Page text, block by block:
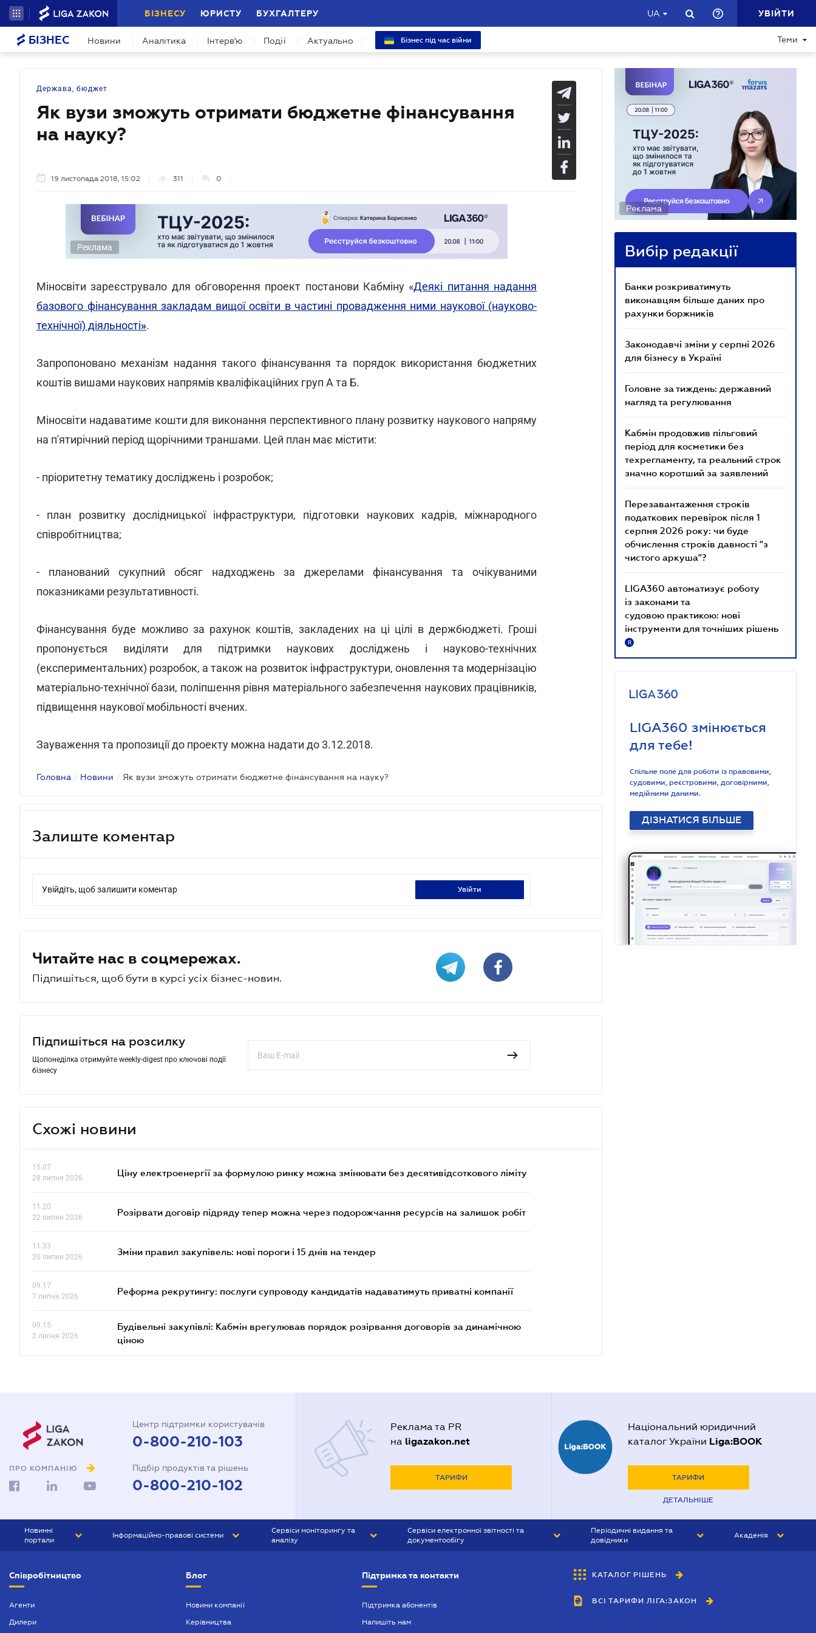
БІЗНЕСУ ЮРИСТУ БУХГАЛТЕРУ UA УВІЙТИ
БІЗНЕС Новини Аналітика Інтерв'ю Події Актуально Бізнес під час війни Теми
Держава, бюджет
Як вузи зможуть отримати бюджетне фінансування
на науку?
19 листопада 2018, 15:02 311 0
Реклама
Міносвіти зареєструвало для обговорення проект постанови Кабміну «Деякі питання надання
базового фінансування закладам вищої освіти в частині провадження ними наукової (науково-
технічної) діяльності».
Запропоновано механізм надання такого фінансування та порядок використання бюджетних
коштів вишами наукових напрямів кваліфікаційних груп А та Б.
Міносвіти надаватиме кошти для виконання перспективного плану розвитку наукового напряму
на п'ятирічний період щорічними траншами. Цей план має містити:
- пріоритетну тематику досліджень і розробок;
- план розвитку дослідницької інфраструктури, підготовки наукових кадрів, міжнародного
співробітництва;
- планований сукупний обсяг надходжень за джерелами фінансування та очікуваними
показниками результативності.
Фінансування буде можливо за рахунок коштів, закладених на ці цілі в держбюджеті. Гроші
пропонується виділяти для підтримки наукових досліджень і науково-технічних
(експериментальних) розробок, а також на розвиток інфраструктури, оновлення та модернізацію
матеріально-технічної бази, поліпшення рівня матеріального забезпечення наукових працівників,
підвищення наукової мобільності вчених.
Зауваження та пропозиції до проекту можна надати до 3.12.2018.
Головна / Новини / Як вузи зможуть отримати бюджетне фінансування на науку?
Залиште коментар
Увійдіть, щоб залишити коментар увійти
Читайте нас в соцмережах.
Підпишіться, щоб бути в курсі усіх бізнес-новин.
Підпишіться на розсилку
Щопонеділка отримуйте weekly-digest про ключові події
бізнесу
Схожі новини
15.07
28 липня 2026
Ціну електроенергії за формулою ринку можна змінювати без десятивідсоткового ліміту
11.20
22 липня 2026
Розірвати договір підряду тепер можна через подорожчання ресурсів на залишок робіт
11.33
20 липня 2026
Зміни правил закупівель: нові пороги і 15 днів на тендер
09.17
7 липня 2026
Реформа рекрутингу: послуги супроводу кандидатів надаватимуть приватні компанії
09.15
2 липня 2026
Будівельні закупівлі: Кабмін врегулював порядок розірвання договорів за динамічною
ціною
Реклама
Вибір редакції
Банки розкриватимуть
виконавцям більше даних про
рахунки боржників
Законодавчі зміни у серпні 2026
для бізнесу в Україні
Головне за тиждень: державний
нагляд та регулювання
Кабмін продовжив пільговий
період для косметики без
техрегламенту, та реальний строк
значно коротший за заявлений
Перезавантаження строків
податкових перевірок після 1
серпня 2026 року: чи буде
обчислення строків давності "з
чистого аркуша"?
LIGA360 автоматизує роботу
із законами та
судовою практикою: нові
інструменти для точніших рішень
R
LIGA360 змінюється
для тебе!
Спільне поле для роботи із правовими,
судовими, реєстровими, договірними,
медійними даними.
ДІЗНАТИСЯ БІЛЬШЕ
ПРО КОМПАНІЮ
Центр підтримки користувачів
0-800-210-103
Підбір продуктів та рішень
0-800-210-102
Реклама та PR
на ligazakon.net
ТАРИФИ
Національний юридичний
каталог України Liga:BOOK
ТАРИФИ
ДЕТАЛЬНІШЕ
Новинні
портали
БІЗНЕС
Інформаційно-правові системи
БУХГАЛТЕР ПРОФ
Сервіси моніторингу та
аналізу
Сервіси електронної звітності та
документообігу
Періодичні видання та
довідники
БУХГАЛТЕР&ЗАКОН
ВІСНИК МСФЗ
Академія
Співробітництво
Агенти
Дилери
Блог
Новини компанії
Керівництва
Підтримка та контакти
Підтримка абонентів
Напишіть нам
КАТАЛОГ РІШЕНЬ
ВСІ ТАРИФИ ЛІГА:ЗАКОН